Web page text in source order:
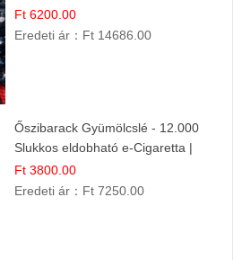
Prémium Ízélmény
Ft 6200.00
Eredeti ár： Ft 14686.00
Őszibarack Gyümölcslé - 12.000
Slukkos eldobható e-Cigaretta |
Friss Gyümölcs Íz
Ft 3800.00
Eredeti ár： Ft 7250.00